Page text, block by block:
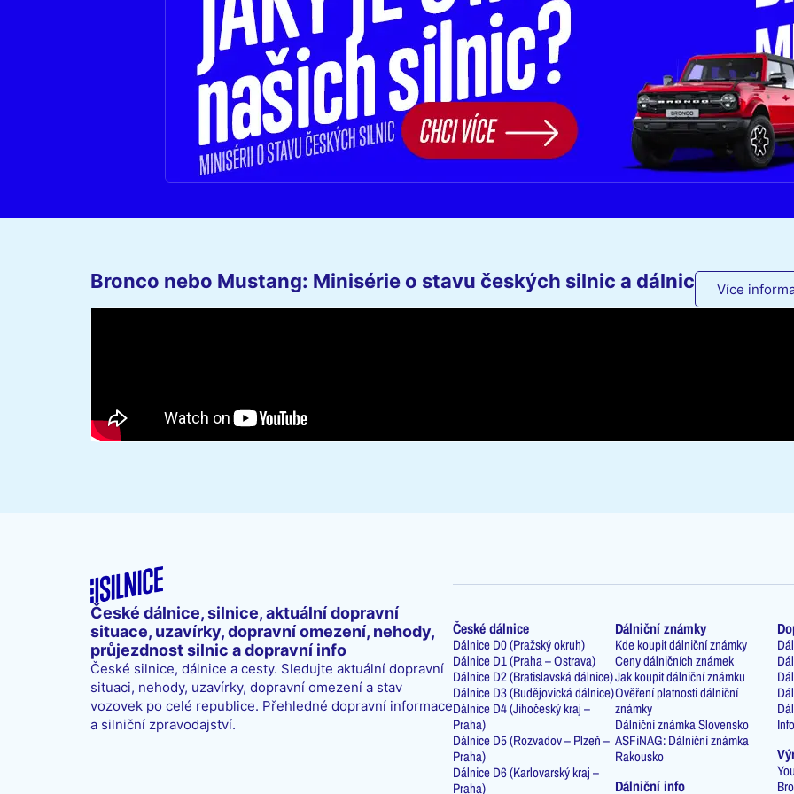
Bronco nebo Mustang: Minisérie o stavu českých silnic a dálnic Více
České dálnice, silnice, aktuální dopravní
situace, uzavírky, dopravní omezení, nehody,
průjezdnost silnic a dopravní info
České silnice, dálnice a cesty. Sledujte aktuální dopravní
situaci, nehody, uzavírky, dopravní omezení a stav
vozovek po celé republice. Přehledné dopravní informace
a silniční zpravodajství.
České dálnice
Dálnice D0 (Pražský okruh)
Dálnice D1 (Praha – Ostrava)
Dálnice D2 (Bratislavská dálnice)
Dálnice D3 (Budějovická dálnice)
Dálnice D4 (Jihočeský kraj –
Praha)
Dálnice D5 (Rozvadov – Plzeň –
Praha)
Dálnice D6 (Karlovarský kraj –
Praha)
Dálniční známky
Kde koupit dálniční známky
Ceny dálničních známek
Jak koupit dálniční známku
Ověření platnosti dálniční
známky
Dálniční známka Slovensko
ASFiNAG: Dálniční známka
Rakousko
Dálniční info